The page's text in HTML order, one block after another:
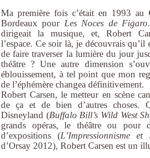
Ma première fois c’était en 1993 au
Bordeaux pour Les Noces de Figaro
dirigeait la musique, et, Robert
l’espace. Ce soir là, je découvrais qu’il
de faire traverser la lumière du jour
théâtre ? Une autre dimension
éblouissement, à tel point que mon
de l’éphémère changea définitivement.
Robert Carsen, le metteur en scène
de ça et de bien d’autres choses.
Disneyland (Buffalo Bill’s Wild West
grands opéras, le théâtre ou pour
d’expositions (L’Impressionnisme
d’Orsay 2012), Robert Carsen est un